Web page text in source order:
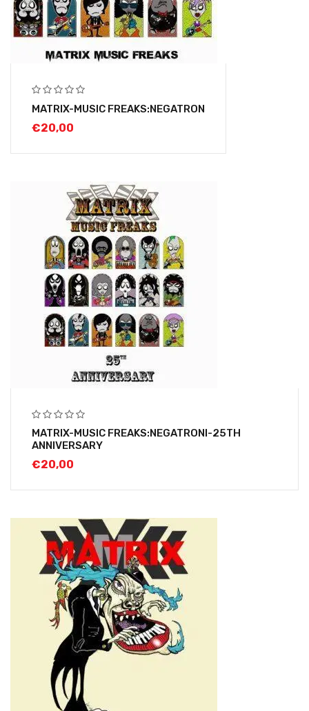
MATRIX-MUSIC FREAKS:NEGATRON
€20,00
MATRIX-MUSIC FREAKS:NEGATRONI-25TH
ANNIVERSARY
€20,00